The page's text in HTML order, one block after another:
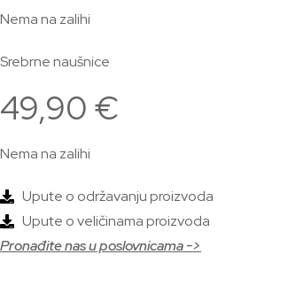
Nema na zalihi
Srebrne naušnice
49,90 €
Nema na zalihi
Upute o održavanju proizvoda
Upute o veličinama proizvoda
Pronađite nas u poslovnicama ->